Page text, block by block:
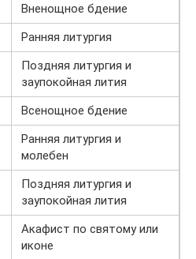
Вненощное бдение
Ранняя литургия
Поздняя литургия и
заупокойная лития
Всенощное бдение
Ранняя литургия и
молебен
Поздняя литургия и
заупокойная лития
Акафист по святому или
иконе